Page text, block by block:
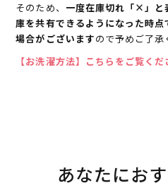
そのため、 一度在庫切れ「×」と
庫を共有できるようになった時
場合がございますので予めご了承
【お洗濯方法】こちらをご覧くだ
あなたにお